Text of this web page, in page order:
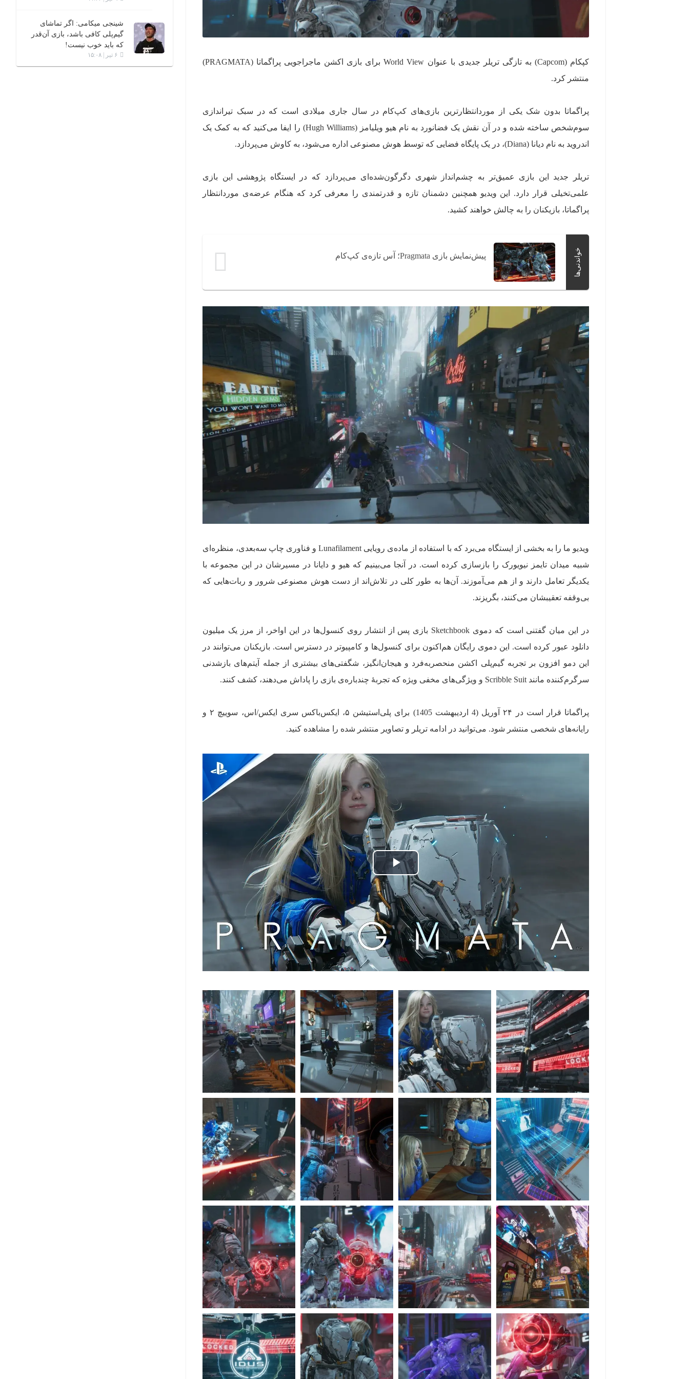
کپکام (Capcom) به تازگی تریلر جدیدی با عنوان World View برای بازی اکشن ماجراجویی پراگماتا (PRAGMATA)
منتشر کرد.
پراگماتا بدون شک یکی از موردانتظارترین بازی‌های کپ‌کام در سال جاری میلادی است که در سبک تیراندازی
سوم‌شخص ساخته شده و در آن نقش یک فضانورد به نام هیو ویلیامز (Hugh Williams) را ایفا می‌کنید که به کمک یک
اندروید به نام دیانا (Diana)، در یک پایگاه فضایی که توسط هوش مصنوعی اداره می‌شود، به کاوش می‌پردازد.
تریلر جدید این بازی عمیق‌تر به چشم‌انداز شهری دگرگون‌شده‌ای می‌پردازد که در ایستگاه پژوهشی این بازی
علمی‌تخیلی قرار دارد. این ویدیو همچنین دشمنان تازه و قدرتمندی را معرفی کرد که هنگام عرضه‌ی موردانتظار
پراگماتا، بازیکنان را به چالش خواهند کشید.
خواندنی‌ها پیش‌نمایش بازی Pragmata؛ آس تازه‌ی کپ‌کام
ویدیو ما را به بخشی از ایستگاه می‌برد که با استفاده از ماده‌ی رویایی Lunafilament و فناوری چاپ سه‌بعدی، منظره‌ای
شبیه میدان تایمز نیویورک را بازسازی کرده است. در آنجا می‌بینیم که هیو و دایانا در مسیرشان در این مجموعه با
یکدیگر تعامل دارند و از هم می‌آموزند. آن‌ها به طور کلی در تلاش‌اند از دست هوش مصنوعی شرور و ربات‌هایی که
بی‌وقفه تعقیبشان می‌کنند، بگریزند.
در این میان گفتنی است که دموی Sketchbook بازی پس از انتشار روی کنسول‌ها در این اواخر، از مرز یک میلیون
دانلود عبور کرده است. این دموی رایگان هم‌اکنون برای کنسول‌ها و کامپیوتر در دسترس است. بازیکنان می‌توانند در
این دمو افزون بر تجربه گیم‌پلی اکشن منحصربه‌فرد و هیجان‌انگیز، شگفتی‌های بیشتری از جمله آیتم‌های بازشدنی
سرگرم‌کننده مانند Scribble Suit و ویژگی‌های مخفی ویژه که تجربهٔ چندباره‌ی بازی را پاداش می‌دهند، کشف کنند.
پراگماتا قرار است در ۲۴ آوریل (4 اردیبهشت 1405) برای پلی‌استیشن ۵، ایکس‌باکس سری ایکس/اس، سوییچ ۲ و
رایانه‌های شخصی منتشر شود. می‌توانید در ادامه تریلر و تصاویر منتشر شده را مشاهده کنید.
پخش
ویدیو
شینجی میکامی: اگر تماشای
گیم‌پلی کافی باشد، بازی آن‌قدر
که باید خوب نیست!
۶ تیر | ۱۵:۰۸